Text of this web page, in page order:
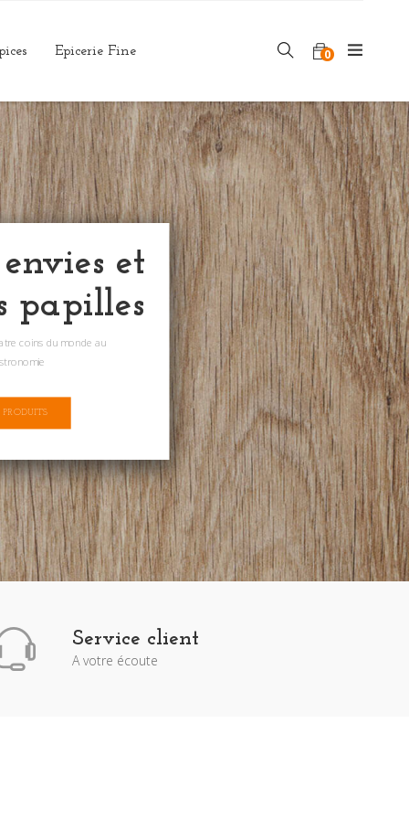
Epicerie Fine 0
et
papilles
coins du monde au
Service client
A votre écoute